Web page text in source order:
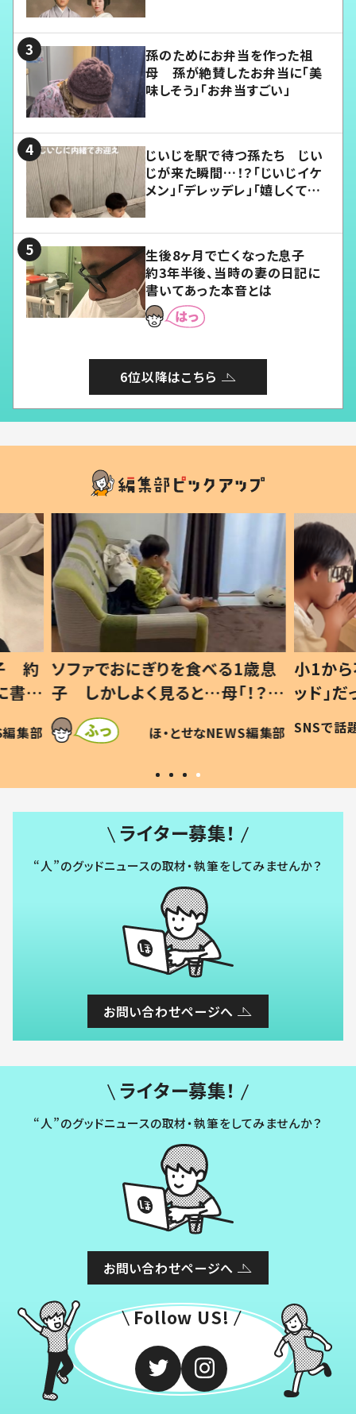
孫のためにお弁当を作った祖
母 孫が絶賛したお弁当に「美
味しそう」「お弁当すごい」
じいじを駅で待つ孫たち じい
じが来た瞬間…！？「じいじイケ
メン」「デレッデレ」「嬉しくて可
生後8ヶ月で亡くなった息子
約3年半後、当時の妻の日記に
書いてあった本音とは
6位以降はこちら
歳息
？」
編集部
小1から不登校、息子は「ギフテ
ッド」だった 父が“ウチ給食”を
作り続ける理由とは #令和の親
#令和の子
SNSで話題 ほ・とせなNEWS編集部
ひ孫
が、抱
「涙
い」
ライター募集！
“人”のグッドニュースの取材・執筆をしてみませんか？
お問い合わせページへ
ライター募集！
“人”のグッドニュースの取材・執筆をしてみませんか？
お問い合わせページへ
Follow US!